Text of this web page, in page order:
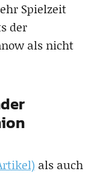
Spielzeit
der
als nicht
als auch